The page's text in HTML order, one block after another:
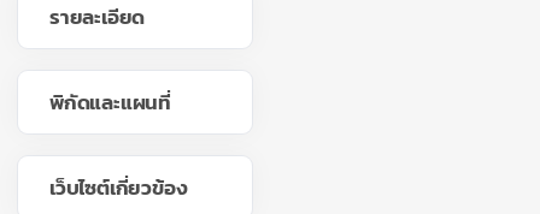
รายละเอียด
พิกัดและแผนที่
เว็บไซต์เกี่ยวข้อง